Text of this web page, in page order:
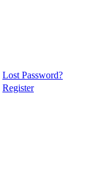
Lost Password?
Register